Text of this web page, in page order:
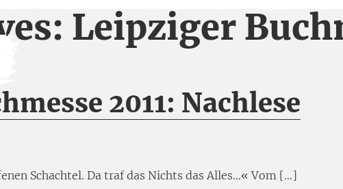
Leipziger
2011: Nachlese
Schachtel. Da traf das Nichts das Alles…« Vom […]